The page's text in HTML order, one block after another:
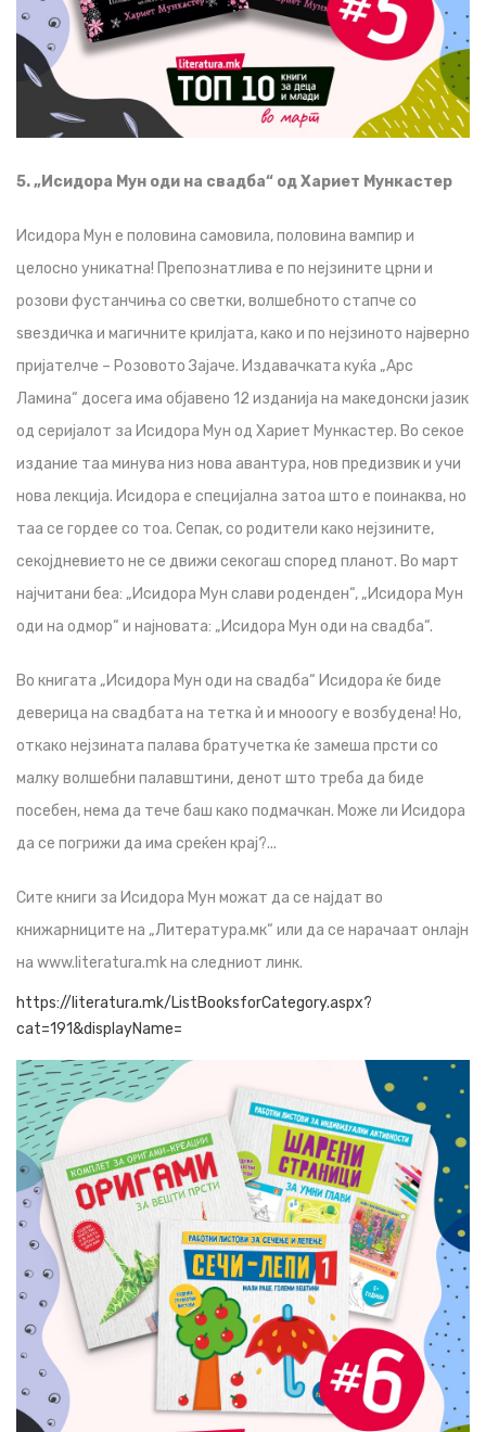
5. „Исидора Мун оди на свадба“ од Хариет Мункастер
Исидора Мун е половина самовила, половина вампир и
целосно уникатна! Препознатлива е по нејзините црни и
розови фустанчиња со светки, волшебното стапче со
ѕвездичка и магичните крилјата, како и по нејзиното најверно
пријателче – Розовото Зајаче. Издавачката куќа „Арс
Ламина“ досега има објавено 12 изданија на македонски јазик
од серијалот за Исидора Мун од Хариет Мункастер. Во секое
издание таа минува низ нова авантура, нов предизвик и учи
нова лекција. Исидора е специјална затоа што е поинаква, но
таа се гордее со тоа. Сепак, со родители како нејзините,
секојдневието не се движи секогаш според планот. Во март
најчитани беа: „Исидора Мун слави роденден“, „Исидора Мун
оди на одмор“ и најновата: „Исидора Мун оди на свадба“.
Во книгата „Исидора Мун оди на свадба“ Исидора ќе биде
деверица на свадбата на тетка ѝ и мнооогу е возбудена! Но,
откако нејзината палава братучетка ќе замеша прсти со
малку волшебни палавштини, денот што треба да биде
посебен, нема да тече баш како подмачкан. Може ли Исидора
да се погрижи да има среќен крај?...
Сите книги за Исидора Мун можат да се најдат во
книжарниците на „Литература.мк“ или да се нарачаат онлајн
на www.literatura.mk на следниот линк.
https://literatura.mk/ListBooksforCategory.aspx?
cat=191&displayName=